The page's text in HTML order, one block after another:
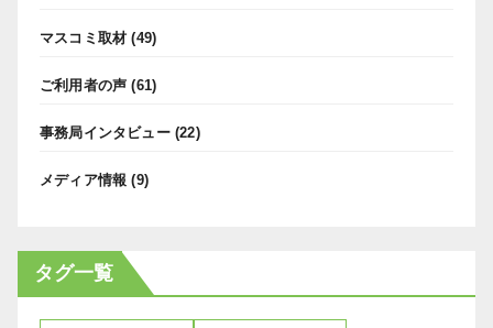
マスコミ取材 (49)
ご利用者の声 (61)
事務局インタビュー(22)
メディア情報 (9)
タグ一覧